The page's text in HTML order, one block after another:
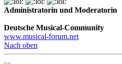
Administratorin und Moderatorin
Deutsche Musical-Community
www.musical-forum.net
Nach oben